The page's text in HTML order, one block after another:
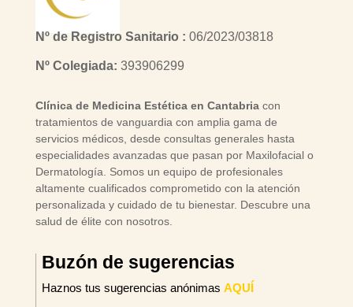
Nº de Registro Sanitario : 06/2023/03818
Nº Colegiada: 393906299
Clínica de Medicina Estética en Cantabriacon
tratamientos de vanguardia con amplia gama de
servicios médicos, desde consultas generales hasta
especialidades avanzadas que pasan por Maxilofacial o
Dermatología. Somos un equipo de profesionales
altamente cualificados comprometido con la atención
personalizada y cuidado de tu bienestar. Descubre una
salud de élite con nosotros.
Buzón de sugerencias
Haznos tus sugerencias anónimas AQUÍ